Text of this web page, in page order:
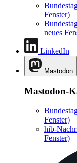
Fenster)
neues
LinkedIn
Mastodon
Mastodon-
Fenster)
hib-
Fenster)